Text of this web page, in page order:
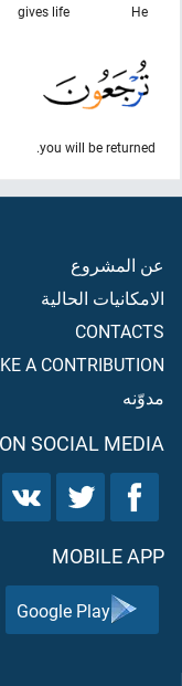
He
gives life
you will be returned.
عن المشروع
الامكانيات الحالية
CONTACTS
A CONTRIBUTION
مدوّنه
SOCIAL MEDIA
MOBILE APP
Google Play